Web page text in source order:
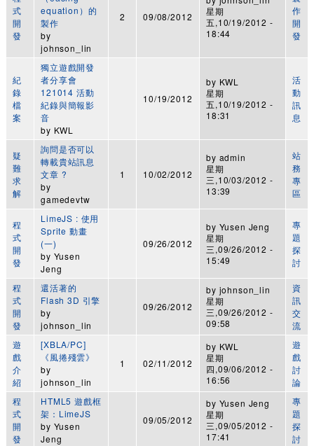
式
開
發
equation）的
製作
by
johnson_lin
2 09/08/2012
星期
五,10/19/2012 -
18:44
作
開
發
紀
錄
檔
案
獨立遊戲開發
者分享會
121014 活動
紀錄與簡報影
音
by KWL
10/19/2012
by KWL
星期
五,10/19/2012 -
18:31
活
動
訊
息
疑
難
求
解
詢問是否可以
轉載貴站訊息
文章 ?
by
gamedevtw
1 10/02/2012
by admin
星期
三,10/03/2012 -
13:39
站
務
專
區
程
式
開
發
LimeJS : 使用
Sprite 動畫
(一)
by Yusen
Jeng
09/26/2012
by Yusen Jeng
星期
三,09/26/2012 -
15:49
專
題
探
討
程
式
開
發
還活著的
Flash 3D 引擎
by
johnson_lin
09/26/2012
by johnson_lin
星期
三,09/26/2012 -
09:58
資
訊
交
流
遊
戲
介
紹
[XBLA/PC]
《風捲殘雲》
by
johnson_lin
1 02/11/2012
by KWL
星期
四,09/06/2012 -
16:56
遊
戲
討
論
程
式
開
發
HTML5 遊戲框
架：LimeJS
by Yusen
Jeng
09/05/2012
by Yusen Jeng
星期
三,09/05/2012 -
17:41
專
題
探
討